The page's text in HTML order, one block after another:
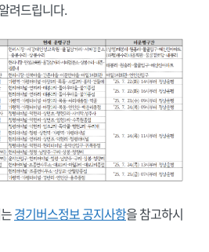
려드립니다.
경기버스정보 공지사항을 참고하시